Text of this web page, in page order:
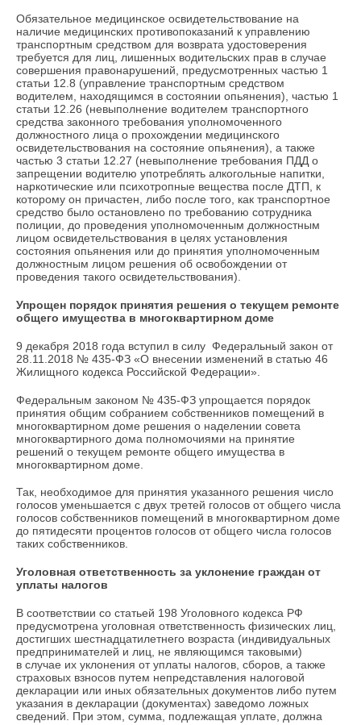
Обязательное медицинское освидетельствование на
наличие медицинских противопоказаний к управлению
транспортным средством для возврата удостоверения
требуется для лиц, лишенных водительских прав в случае
совершения правонарушений, предусмотренных частью 1
статьи 12.8 (управление транспортным средством
водителем, находящимся в состоянии опьянения), частью 1
статьи 12.26 (невыполнение водителем транспортного
средства законного требования уполномоченного
должностного лица о прохождении медицинского
освидетельствования на состояние опьянения), а также
частью 3 статьи 12.27 (невыполнение требования ПДД о
запрещении водителю употреблять алкогольные напитки,
наркотические или психотропные вещества после ДТП, к
которому он причастен, либо после того, как транспортное
средство было остановлено по требованию сотрудника
полиции, до проведения уполномоченным должностным
лицом освидетельствования в целях установления
состояния опьянения или до принятия уполномоченным
должностным лицом решения об освобождении от
проведения такого освидетельствования).
Упрощен порядок принятия решения о текущем ремонте
общего имущества в многоквартирном доме
9 декабря 2018 года вступил в силу Федеральный закон от
28.11.2018 № 435-ФЗ «О внесении изменений в статью 46
Жилищного кодекса Российской Федерации».
Федеральным законом № 435-ФЗ упрощается порядок
принятия общим собранием собственников помещений в
многоквартирном доме решения о наделении совета
многоквартирного дома полномочиями на принятие
решений о текущем ремонте общего имущества в
многоквартирном доме.
Так, необходимое для принятия указанного решения число
голосов уменьшается с двух третей голосов от общего числа
голосов собственников помещений в многоквартирном доме
до пятидесяти процентов голосов от общего числа голосов
таких собственников.
Уголовная ответственность за уклонение граждан от
уплаты налогов
В соответствии со статьей 198 Уголовного кодекса РФ
предусмотрена уголовная ответственность физических лиц,
достигших шестнадцатилетнего возраста (индивидуальных
предпринимателей и лиц, не являющимся таковыми)
в случае их уклонения от уплаты налогов, сборов, а также
страховых взносов путем непредставления налоговой
декларации или иных обязательных документов либо путем
указания в декларации (документах) заведомо ложных
сведений. При этом, сумма, подлежащая уплате, должна